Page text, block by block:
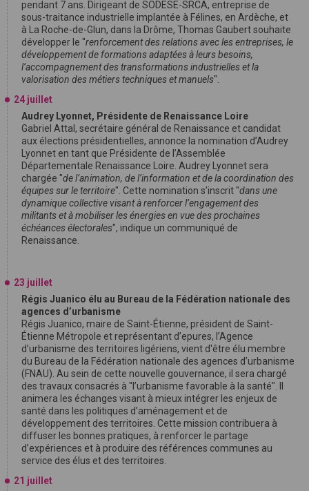
pendant 7 ans. Dirigeant de SODESE-SRCA, entreprise de
sous-traitance industrielle implantée à Félines, en Ardèche, et
à La Roche-de-Glun, dans la Drôme, Thomas Gaubert souhaite
développer le "renforcement des relations avec les entreprises, le
développement de formations adaptées à leurs besoins,
l’accompagnement des transformations industrielles et la
valorisation des métiers techniques et manuels".
24 juillet
Audrey Lyonnet, Présidente de Renaissance Loire
Gabriel Attal, secrétaire général de Renaissance et candidat
aux élections présidentielles, annonce la nomination d’Audrey
Lyonnet en tant que Présidente de l’Assemblée
Départementale Renaissance Loire. Audrey Lyonnet sera
chargée "de l’animation, de l’information et de la coordination des
équipes sur le territoire". Cette nomination s’inscrit "dans une
dynamique collective visant à renforcer l’engagement des
militants et à mobiliser les énergies en vue des prochaines
échéances électorales", indique un communiqué de
Renaissance.
23 juillet
Régis Juanico élu au Bureau de la Fédération nationale des
agences d’urbanisme
Régis Juanico, maire de Saint-Étienne, président de Saint-
Étienne Métropole et représentant d’epures, l’Agence
d’urbanisme des territoires ligériens, vient d'être élu membre
du Bureau de la Fédération nationale des agences d’urbanisme
(FNAU). Au sein de cette nouvelle gouvernance, il sera chargé
des travaux consacrés à "l’urbanisme favorable à la santé". Il
animera les échanges visant à mieux intégrer les enjeux de
santé dans les politiques d’aménagement et de
développement des territoires. Cette mission contribuera à
diffuser les bonnes pratiques, à renforcer le partage
d’expériences et à produire des références communes au
service des élus et des territoires.
21 juillet